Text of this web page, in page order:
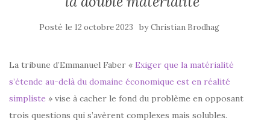
Posté le 12 octobre 2023 byChristian Brodhag
La tribune d’Emmanuel Faber « Exiger que la matérialité
s’étende au-delà du domaine économique est en réalité
simpliste » vise à cacher le fond du problème en opposant
trois questions qui s’avèrent complexes mais solubles.